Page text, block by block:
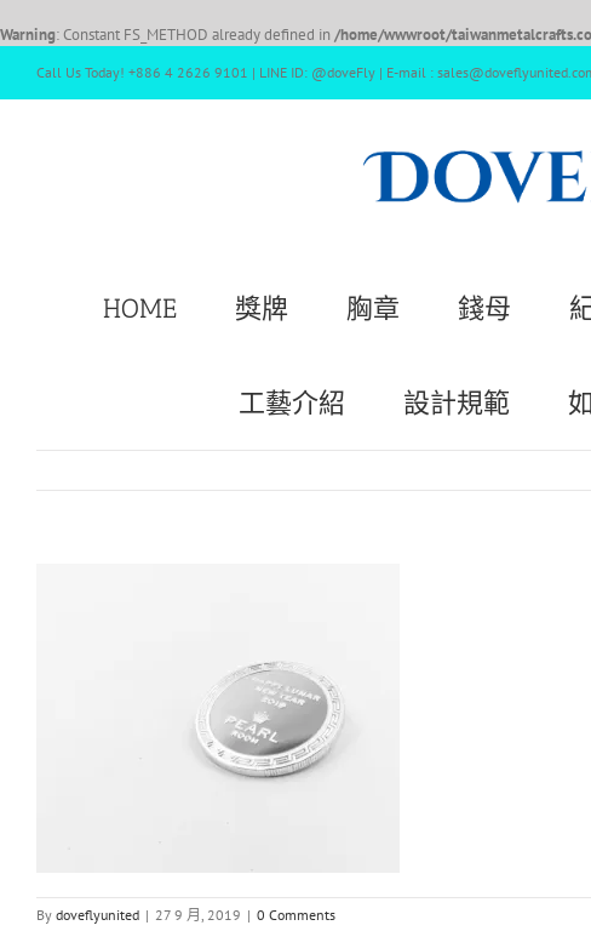
Warning: Constant FS_METHOD already defined in /home/wwwroot/
Call Us Today! +886 4 2626 9101 | LINE ID: @doveFly | E-mail :
HOME 獎牌 胸章 錢母
工藝介紹 設計規範
By doveflyunited | 27 9 月, 2019 | 0 Comments